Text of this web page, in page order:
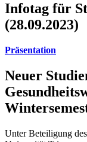
Infotag für
(28.09.2023)
Präsentation
Neuer
Unter Beteiligung